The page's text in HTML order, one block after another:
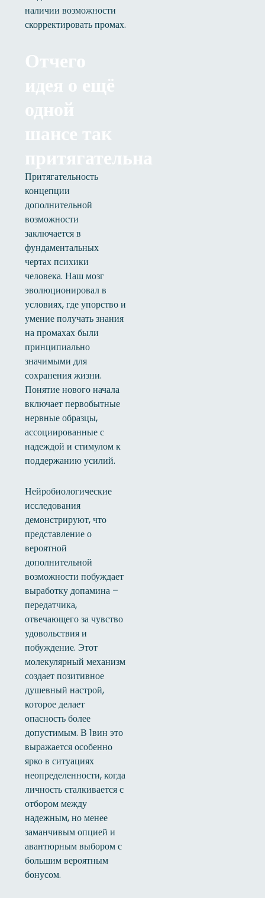
наличии возможности
скорректировать промах.
Отчего
идея о ещё
одной
шансе так
притягательна
Притягательность
концепции
дополнительной
возможности
заключается в
фундаментальных
чертах психики
человека. Наш мозг
эволюционировал в
условиях, где упорство и
умение получать знания
на промахах были
принципиально
значимыми для
сохранения жизни.
Понятие нового начала
включает первобытные
нервные образцы,
ассоциированные с
надеждой и стимулом к
поддержанию усилий.
Нейробиологические
исследования
демонстрируют, что
представление о
вероятной
дополнительной
возможности побуждает
выработку допамина –
передатчика,
отвечающего за чувство
удовольствия и
побуждение. Этот
молекулярный механизм
создает позитивное
душевный настрой,
которое делает
опасность более
допустимым. В 1вин это
выражается особенно
ярко в ситуациях
неопределенности, когда
личность сталкивается с
отбором между
надежным, но менее
заманчивым опцией и
авантюрным выбором с
большим вероятным
бонусом.